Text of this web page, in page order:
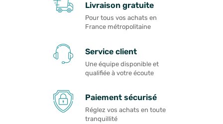
Livraison gratuite
Pour tous vos achats en
France métropolitaine
Service client
Une équipe disponible et
qualifiée à votre écoute
Paiement sécurisé
Réglez vos achats en toute
tranquillité